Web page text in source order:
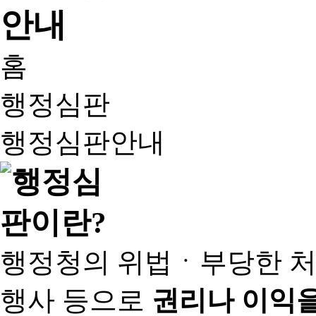
홈
행정심판
행정심판안내
행정청의 위법ㆍ부당한
행사 등으로 권리나 이익